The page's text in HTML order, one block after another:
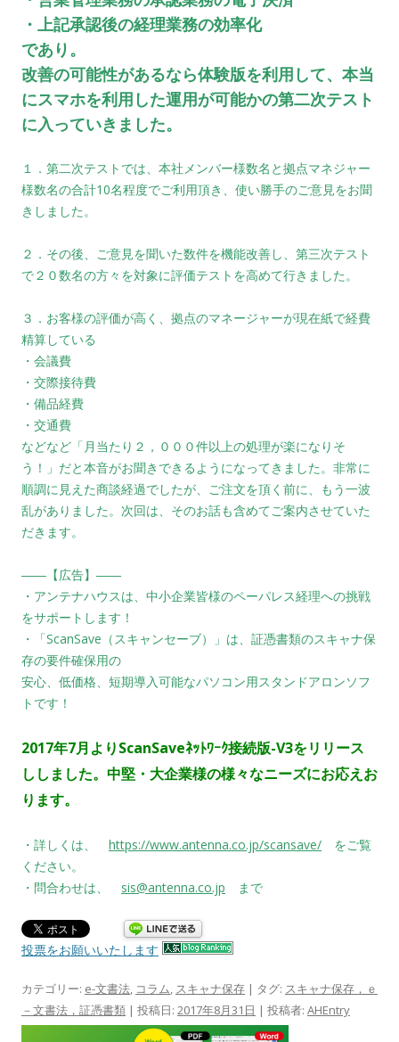
・上記承認後の経理業務の効率化
であり。
改善の可能性があるなら体験版を利用して、本当
にスマホを利用した運用が可能かの第二次テスト
に入っていきました。
１．第二次テストでは、本社メンバー様数名と拠点マネジャー
様数名の合計10名程度でご利用頂き、使い勝手のご意見をお聞
きしました。
２．その後、ご意見を聞いた数件を機能改善し、第三次テスト
で２０数名の方々を対象に評価テストを高めて行きました。
３．お客様の評価が高く、拠点のマネージャーが現在紙で経費
精算している
・会議費
・交際接待費
・備品経費
・交通費
などなど「月当たり２，０００件以上の処理が楽になりそ
う！」だと本音がお聞きできるようになってきました。非常に
順調に見えた商談経過でしたが、ご注文を頂く前に、もう一波
乱がありました。次回は、そのお話も含めてご案内させていた
だきます。
――【広告】――
・アンテナハウスは、中小企業皆様のペーパレス経理への挑戦
をサポートします！
・「ScanSave（スキャンセーブ）」は、証憑書類のスキャナ保
存の要件確保用の
安心、低価格、短期導入可能なパソコン用スタンドアロンソフ
トです！
2017年7月よりScanSaveﾈｯﾄﾜｰｸ接続版-V3をリリース
ししました。 中堅・大企業様の様々なニーズにお応えお
ります。
・詳しくは、 https://www.antenna.co.jp/scansave/ をご覧
ください。
・問合わせは、 sis@antenna.co.jp まで
投票をお願いいたします
カテゴリー: e-文書法, コラム, スキャナ保存 | タグ: スキャナ保存，ｅ
－文書法，証憑書類 | 投稿日: 2017年8月31日 | 投稿者: AHEntry